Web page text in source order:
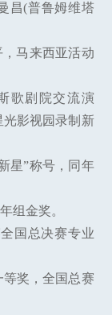
昌(普鲁姆维塔
，马来西亚活动
歌剧院交流演
影视园录制新
星”称号，同年
组金奖。
国总决赛专业
等奖，全国总赛